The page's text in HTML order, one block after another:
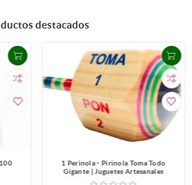
destacados
1 Perinola - Pirinola Toma Todo
Gigante | Juguetes Artesanales